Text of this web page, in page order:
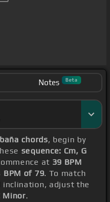
Notes Beta
chords, begin by
sequence: Cm, G
at 39 BPM
BPM of 79. To match
inclination, adjust the
Minor.